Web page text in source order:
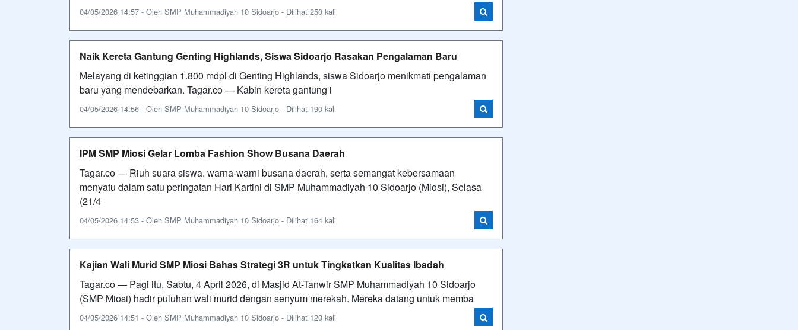
04/05/2026 14:57 - Oleh SMP Muhammadiyah 10 Sidoarjo - Dilihat 250 kali
Naik Kereta Gantung Genting Highlands, Siswa Sidoarjo Rasakan Pengalaman Baru
Melayang di ketinggian 1.800 mdpl di Genting Highlands, siswa Sidoarjo menikmati pengalaman
baru yang mendebarkan. Tagar.co — Kabin kereta gantung i
04/05/2026 14:56 - Oleh SMP Muhammadiyah 10 Sidoarjo - Dilihat 190 kali
IPM SMP Miosi Gelar Lomba Fashion Show Busana Daerah
Tagar.co — Riuh suara siswa, warna-warni busana daerah, serta semangat kebersamaan
menyatu dalam satu peringatan Hari Kartini di SMP Muhammadiyah 10 Sidoarjo (Miosi), Selasa
(21/4
04/05/2026 14:53 - Oleh SMP Muhammadiyah 10 Sidoarjo - Dilihat 164 kali
Kajian Wali Murid SMP Miosi Bahas Strategi 3R untuk Tingkatkan Kualitas Ibadah
Tagar.co — ​Pagi itu, Sabtu, 4 April 2026, di Masjid At-Tanwir SMP Muhammadiyah 10 Sidoarjo
(SMP Miosi) hadir puluhan wali murid dengan senyum merekah. Mereka datang untuk memba
04/05/2026 14:51 - Oleh SMP Muhammadiyah 10 Sidoarjo - Dilihat 120 kali